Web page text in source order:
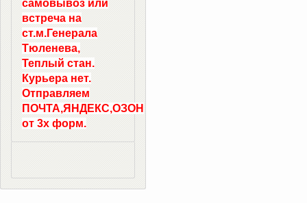
самовывоз или
встреча на
ст.м.Генерала
Тюленева,
Теплый стан.
Курьера нет.
Отправляем
ПОЧТА,ЯНДЕКС,ОЗОН
от 3х форм.